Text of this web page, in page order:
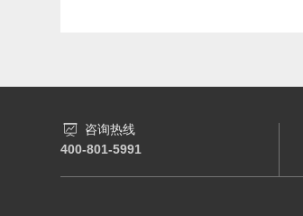
咨询热线
400-801-5991